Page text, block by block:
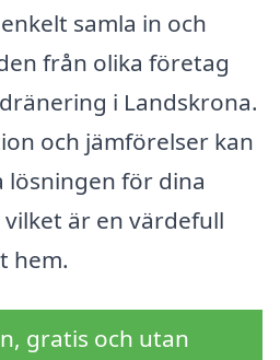
samla in och
från olika företag
i Landskrona.
och jämförelser kan
lösningen för dina
är en värdefull
hem.
gratis och utan